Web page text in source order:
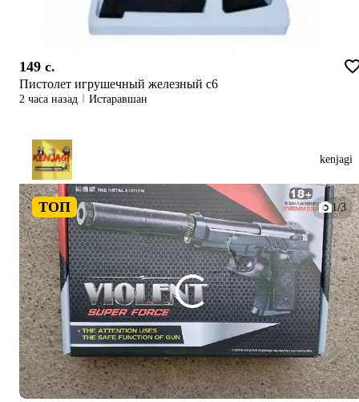
149 c.
Пистолет игрушечный железный с6
2 часа назад Истаравшан
kenjagi
ТОП 1/3